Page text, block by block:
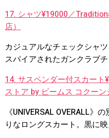
17. シャツ¥19000／
店）
カジュアルなチェックシャ
スパイアされたガンクラブ
14. サスペンダー付スカート
ストア by ビームス コクー
《UNIVERSAL OVERALL
りなロングスカート。黒に